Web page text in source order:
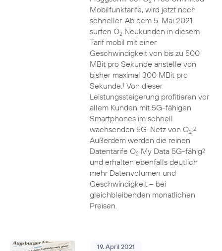
Mobilfunktarife, wird jetzt noch
schneller. Ab dem 5. Mai 2021
surfen O2Neukunden in diesem
Tarif mobil mit einer
Geschwindigkeit von bis zu 500
MBit pro Sekunde anstelle von
bisher maximal 300 MBit pro
Sekunde.1 Von dieser
Leistungssteigerung profitieren vor
allem Kunden mit 5G-fähigen
Smartphones im schnell
wachsenden 5G-Netz von O2.2
Außerdem werden die reinen
Datentarife O2My Data 5G-fähig2
und erhalten ebenfalls deutlich
mehr Datenvolumen und
Geschwindigkeit – bei
gleichbleibenden monatlichen
Preisen.
19. April 2021